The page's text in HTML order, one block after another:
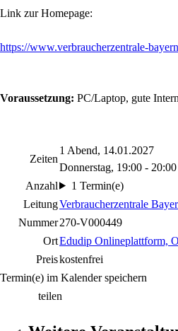
Link zur Homepage:
https://www.verbraucherzentrale-
Voraussetzung: PC/Laptop, gute
Zeiten
1 Abend, 14.01.2027
Donnerstag, 19:00 -
Anzahl
1 Termin(e)
LeitungVerbraucherzentrale
Nummer270-V000449
OrtEdudip Onlineplattform,
Preiskostenfrei
Termin(e) im Kalender speichern
teilen